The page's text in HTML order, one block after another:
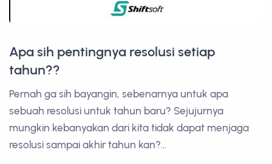
Apa sih pentingnya resolusi setiap
tahun??
Pernah ga sih bayangin, sebenarnya untuk apa
sebuah resolusi untuk tahun baru? Sejujurnya
mungkin kebanyakan dari kita tidak dapat menjaga
resolusi sampai akhir tahun kan?...